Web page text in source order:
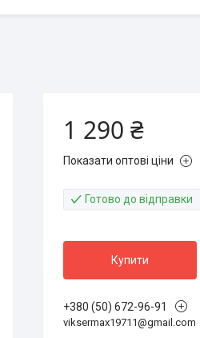
1 290 ₴
Показати оптові ціни
Готово до відправки
Купити
+380 (50) 672-96-91
viksermax19711@gmail.com